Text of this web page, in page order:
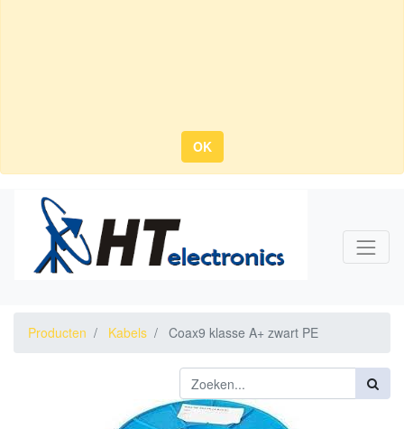
OK
Producten Kabels Coax9 klasse A+ zwart PE